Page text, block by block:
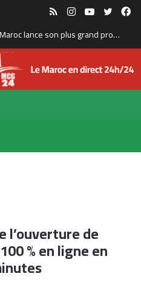
RSS InstagramYouTube
La Bourse de Casablanca porte le flottant de CIH Bank à 35 %
l’ouverture de
% en ligne en